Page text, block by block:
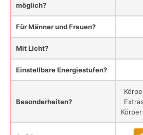
möglich?
Für Männer und Frauen?
Mit Licht?
Einstellbare Energiestufen?
Besonderheiten?